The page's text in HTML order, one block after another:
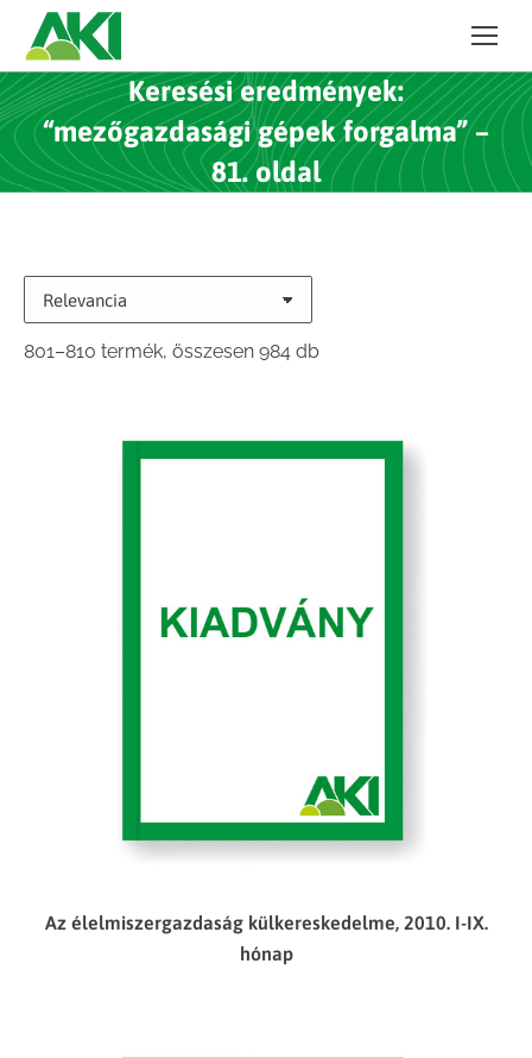
Keresési eredmények:
“mezőgazdasági gépek forgalma” –
81. oldal
801–810 termék, összesen 984 dbSorted
Az élelmiszergazdaság külkereskedelme, 2010. I-IX.
hónap